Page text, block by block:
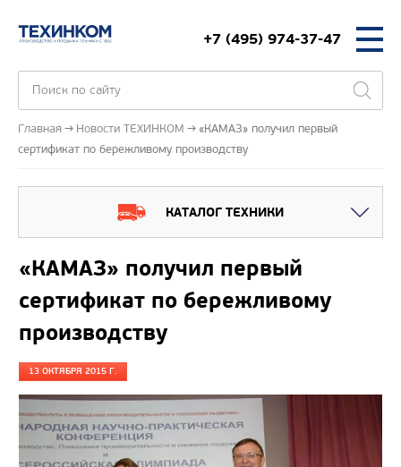
+7 (495) 974-37-47
Главная Новости ТЕХИНКОМ
«КАМАЗ» получил первый
сертификат по бережливому производству
КАТАЛОГ ТЕХНИКИ
«КАМАЗ» получил первый
сертификат по бережливому
производству
13 ОКТЯБРЯ 2015 Г.